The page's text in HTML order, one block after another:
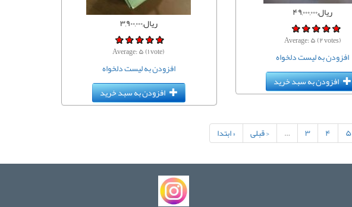
ریال,۳,۹۰۰,۰۰۰
Average:۵(۱vote)
افزودن به لیست دلخواه
افزودن به سبد خرید
ریال,۴۹,۰۰۰,۰۰۰
Average:۵(۲votes)
افزودن به لیست دلخواه
افزودن به سبد خرید
« ابتدا ‹ قبلی … ۳ ۴ ۵